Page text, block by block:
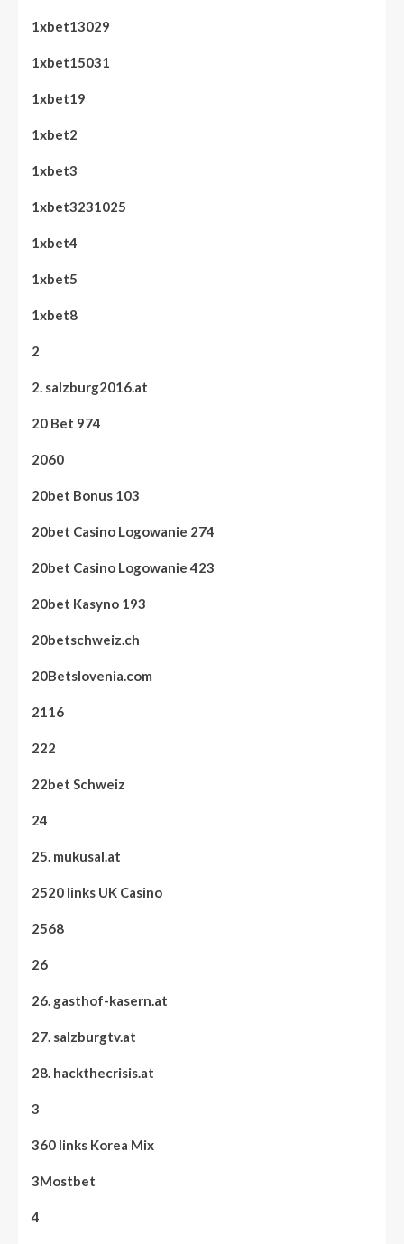
1xbet13029
1xbet15031
1xbet19
1xbet2
1xbet3
1xbet3231025
1xbet4
1xbet5
1xbet8
2
2. salzburg2016.at
20 Bet 974
2060
20bet Bonus 103
20bet Casino Logowanie 274
20bet Casino Logowanie 423
20bet Kasyno 193
20betschweiz.ch
20Betslovenia.com
2116
222
22bet Schweiz
24
25. mukusal.at
2520 links UK Casino
2568
26
26. gasthof-kasern.at
27. salzburgtv.at
28. hackthecrisis.at
3
360 links Korea Mix
3Mostbet
4